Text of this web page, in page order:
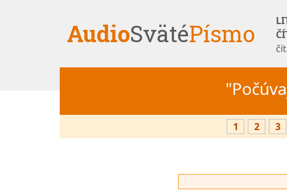
AudioSvätéPísmo
1 2 3